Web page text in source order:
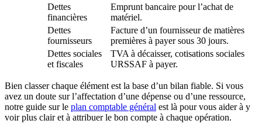
Dettes
financières
Emprunt bancaire pour l’achat de
matériel.
Dettes
fournisseurs
Facture d’un fournisseur de matières
premières à payer sous 30 jours.
Dettes sociales
et fiscales
TVA à décaisser, cotisations sociales
URSSAF à payer.
Bien classer chaque élément est la base d’un bilan fiable. Si vous
avez un doute sur l’affectation d’une dépense ou d’une ressource,
notre guide sur le plan comptable général est là pour vous aider à y
voir plus clair et à attribuer le bon compte à chaque opération.